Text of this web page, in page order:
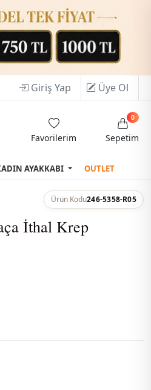
Giriş Yap Üye Ol
Favorilerim Sepetim
0
AYAKKABI OUTLET
Ürün Kodu246-5358-R05
İthal Krep